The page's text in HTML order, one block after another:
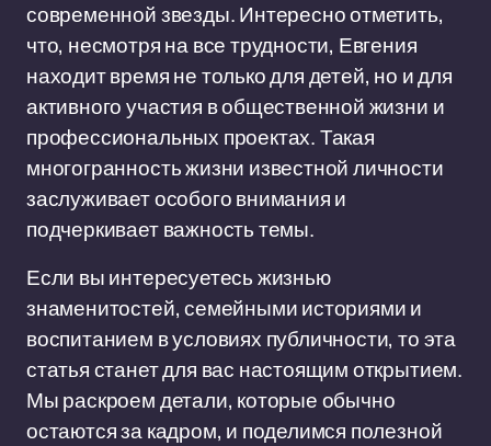
современной звезды. Интересно отметить,
что, несмотря на все трудности, Евгения
находит время не только для детей, но и для
активного участия в общественной жизни и
профессиональных проектах. Такая
многогранность жизни известной личности
заслуживает особого внимания и
подчеркивает важность темы.
Если вы интересуетесь жизнью
знаменитостей, семейными историями и
воспитанием в условиях публичности, то эта
статья станет для вас настоящим открытием.
Мы раскроем детали, которые обычно
остаются за кадром, и поделимся полезной